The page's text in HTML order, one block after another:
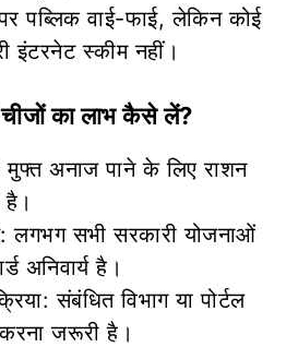
पब्लिक वाई-फाई, लेकिन कोई
इंटरनेट स्कीम नहीं।
चीजों का लाभ कैसे लें?
मुफ्त अनाज पाने के लिए राशन
है।
लगभग सभी सरकारी योजनाओं
अनिवार्य है।
संबंधित विभाग या पोर्टल
जरूरी है।